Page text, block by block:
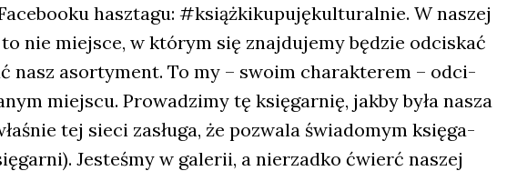
hasz­ta­gu: #książ­ki­ku­pu­ję­kul­tu­ral­nie. W naszej
nie miej­sce, w któ­rym się znaj­du­je­my będzie odci­skać
nasz asor­ty­ment. To my – swo­im cha­rak­te­rem – odci­
miej­scu. Pro­wa­dzi­my tę księ­gar­nię, jak­by była nasza
tej sie­ci zasłu­ga, że pozwa­la świa­do­mym księ­ga­
Jeste­śmy w gale­rii, a nie­rzad­ko ćwierć naszej